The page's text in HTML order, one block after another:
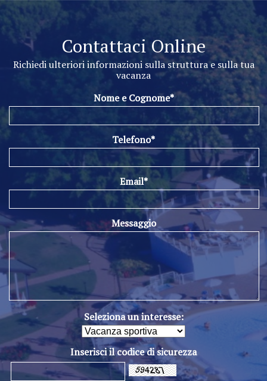
Contattaci Online
Richiedi ulteriori informazioni sulla struttura e sulla tua
vacanza
Nome e Cognome*
Telefono*
Email*
Messaggio
Seleziona un interesse:
Inserisci il codice di sicurezza